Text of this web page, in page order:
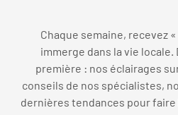
Chaque semaine, recevez
immerge dans la vie
première : nos éclairages
conseils de nos spécialistes,
dernières tendances pour faire